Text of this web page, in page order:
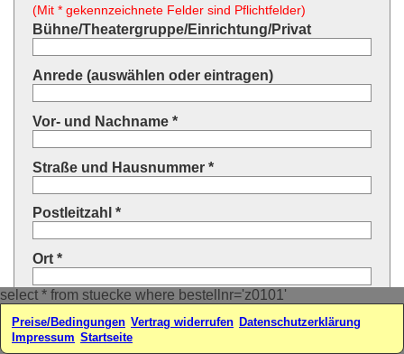
select * from stuecke where bestellnr='z0101'
(Mit * gekennzeichnete Felder sind Pflichtfelder)
Bühne/Theatergruppe/Einrichtung/Privat
Anrede (auswählen oder eintragen)
Vor- und Nachname *
Straße und Hausnummer *
Postleitzahl *
Ort *
Land * (auswählen oder eintragen)
Ihre E-Mail-Adresse*
Preise/Bedingungen Vertrag widerrufen Datenschutzerklärung
Impressum Startseite